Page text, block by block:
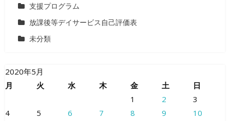
支援プログラム
放課後等デイサービス自己評価表
未分類
2020年5月
月
火 水 木 金 土
日
1
2
3
4
5 6 7 8 9 10